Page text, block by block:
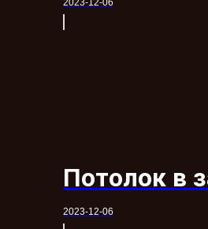
Потолок в
2023-12-06